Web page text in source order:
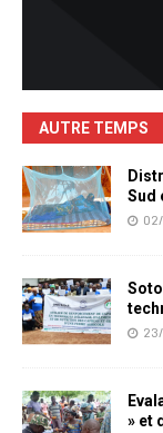
AUTRE TEMPS
Sud
» et